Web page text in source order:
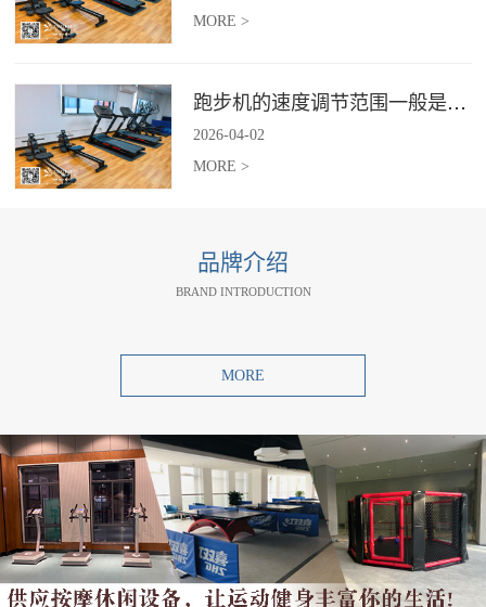
MORE >
跑步机的速度调节范围一般是多少？
2026-04-02
MORE >
品牌介绍
BRAND INTRODUCTION
MORE